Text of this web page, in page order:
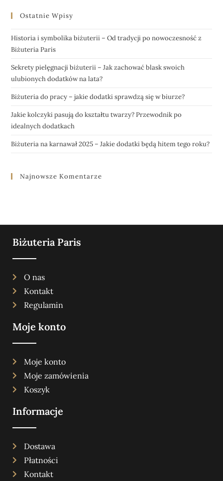
Ostatnie Wpisy
Historia i symbolika biżuterii – Od tradycji po nowoczesność z
Biżuteria Paris
Sekrety pielęgnacji biżuterii – Jak zachować blask swoich
ulubionych dodatków na lata?
Biżuteria do pracy – jakie dodatki sprawdzą się w biurze?
Jakie kolczyki pasują do kształtu twarzy? Przewodnik po
idealnych dodatkach
Biżuteria na karnawał 2025 – Jakie dodatki będą hitem tego roku?
Najnowsze Komentarze
Biżuteria Paris
O nas
Kontakt
Regulamin
Moje konto
Moje konto
Moje zamówienia
Koszyk
Informacje
Dostawa
Płatności
Kontakt